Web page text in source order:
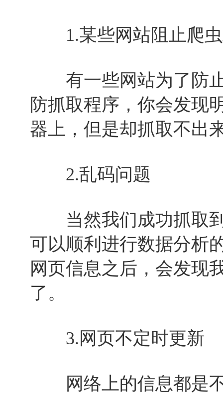
1.某些网站阻止爬虫
有一些网站为了防止
防抓取程序，你会发现
器上，但是却抓取不出
2.乱码问题
当然我们成功抓取到
可以顺利进行数据分析
网页信息之后，会发现
了。
3.网页不定时更新
网络上的信息都是不